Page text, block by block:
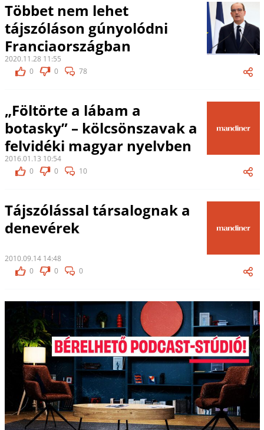
Többet nem lehet
tájszóláson gúnyolódni
Franciaországban
2020.11.28 11:55
0
0 78
„Föltörte a lábam a
botasky” – kölcsönszavak a
felvidéki magyar nyelvben
2016.01.13 10:54
0
0 10
Tájszólással társalognak a
denevérek
2010.09.14 14:48
0
0 0